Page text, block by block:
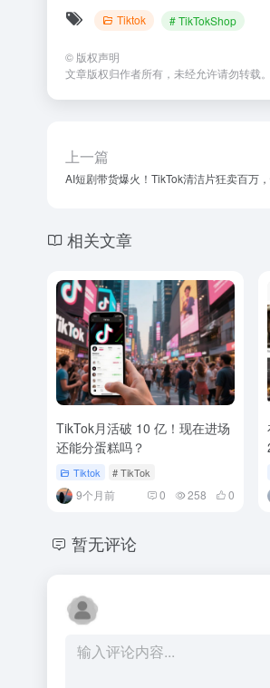
Tiktok # TikTokShop
© 版权声明
文章版权归作者所有，未经允许请勿转载。
上一篇
AI短剧带货爆火！TikTok清洁片狂卖百万
相关文章
TikTok月活破 10 亿！现在进场
还能分蛋糕吗？
Tiktok # TikTok
9个月前 0 258 0
暂无评论